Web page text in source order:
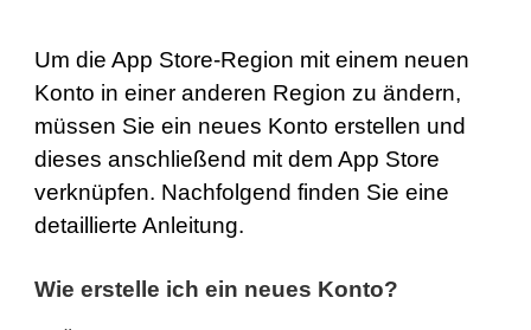
Um die App Store-Region mit einem neuen
Konto in einer anderen Region zu ändern,
müssen Sie ein neues Konto erstellen und
dieses anschließend mit dem App Store
verknüpfen. Nachfolgend finden Sie eine
detaillierte Anleitung.
Wie erstelle ich ein neues Konto?